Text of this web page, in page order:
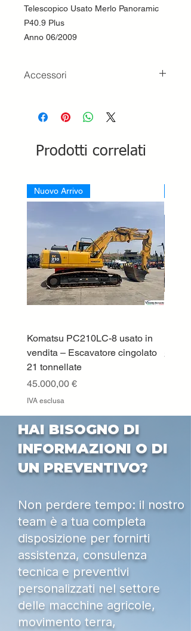
Telescopico Usato Merlo Panoramic
P40.9 Plus
Anno 06/2009
Accessori
Prodotti correlati
Nuovo Arrivo
Komatsu PC210LC-8 usato in
vendita – Escavatore cingolato
21 tonnellate
Prezzo
45.000,00 €
IVA esclusa
Prezzo
HAI BISOGNO DI
INFORMAZIONI O DI
UN PREVENTIVO?
Non perdere tempo: il nostro
team è a tua completa
disposizione per fornirti
assistenza, consulenza
tecnica e preventivi
personalizzati nel settore
delle macchine agricole,
movimento terra,